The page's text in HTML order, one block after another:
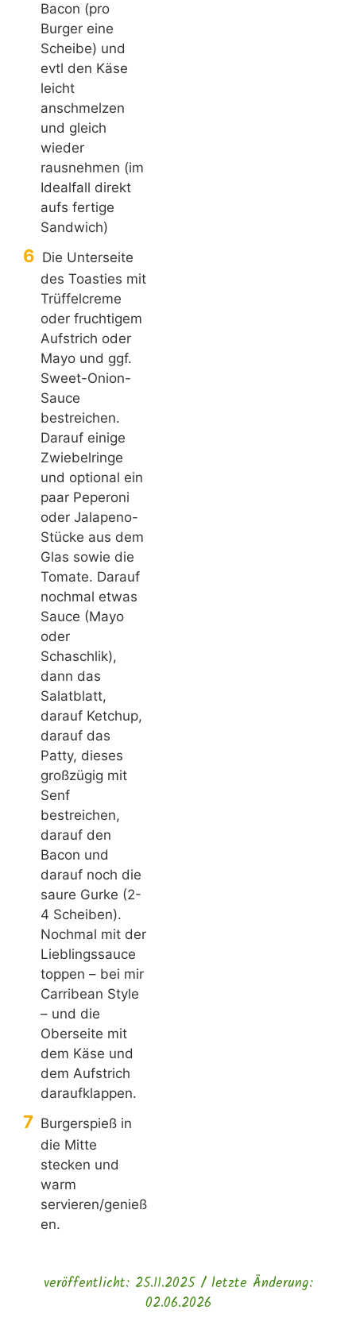
Bacon (pro
Burger eine
Scheibe) und
evtl den Käse
leicht
anschmelzen
und gleich
wieder
rausnehmen (im
Idealfall direkt
aufs fertige
Sandwich)
Die Unterseite
des Toasties mit
Trüffelcreme
oder fruchtigem
Aufstrich oder
Mayo und ggf.
Sweet-Onion-
Sauce
bestreichen.
Darauf einige
Zwiebelringe
und optional ein
paar Peperoni
oder Jalapeno-
Stücke aus dem
Glas sowie die
Tomate. Darauf
nochmal etwas
Sauce (Mayo
oder
Schaschlik),
dann das
Salatblatt,
darauf Ketchup,
darauf das
Patty, dieses
großzügig mit
Senf
bestreichen,
darauf den
Bacon und
darauf noch die
saure Gurke (2-
4 Scheiben).
Nochmal mit der
Lieblingssauce
toppen – bei mir
Carribean Style
– und die
Oberseite mit
dem Käse und
dem Aufstrich
daraufklappen.
Burgerspieß in
die Mitte
stecken und
warm
servieren/genieß
en.
veröffentlicht: 25.11.2025 / letzte Änderung:
02.06.2026